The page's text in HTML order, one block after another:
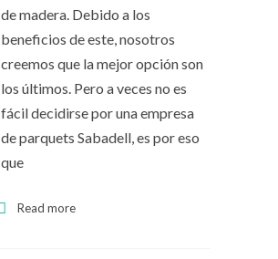
de madera. Debido a los
beneficios de este, nosotros
creemos que la mejor opción son
los últimos. Pero a veces no es
fácil decidirse por una empresa
de parquets Sabadell, es por eso
que
Read more